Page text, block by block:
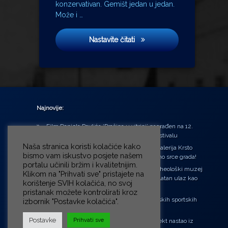
konzervativan. Gemišt jedan u jedan.
Može i …
Nastavite čitatiTri u jedan
Najnovije:
Film Daniela Pavlića ‘Prašina u vitrini’ nagrađen na 12.
Green Montenegro International Film Festivalu
U središtu Petrinje otvorena obnovljena Galerija Krsto
Hegedušić: Kultura vraćena kući, u samo srce grada!
Od petka do nedjelje (31.7. – 2.8.2026.) Arheološki muzej
u Zagrebu otvara vrata građanima: Besplatan ulaz kao
zaklon od toplinskog vala
‘Ni med cvetjem ni pravice’ na Aleji hrvatskih sportskih
“Rubikova kocka – složi svoju priču”, projekt nastao iz
Naša stranica koristi kolačiće kako
bismo vam iskustvo posjete našem
portalu učinili bržim i kvalitetnijim.
Klikom na "Prihvati sve" pristajete na
korištenje SVIH kolačića, no svoj
pristanak možete kontrolirati kroz
izbornik "Postavke kolačića".
Postavke Prihvati sve